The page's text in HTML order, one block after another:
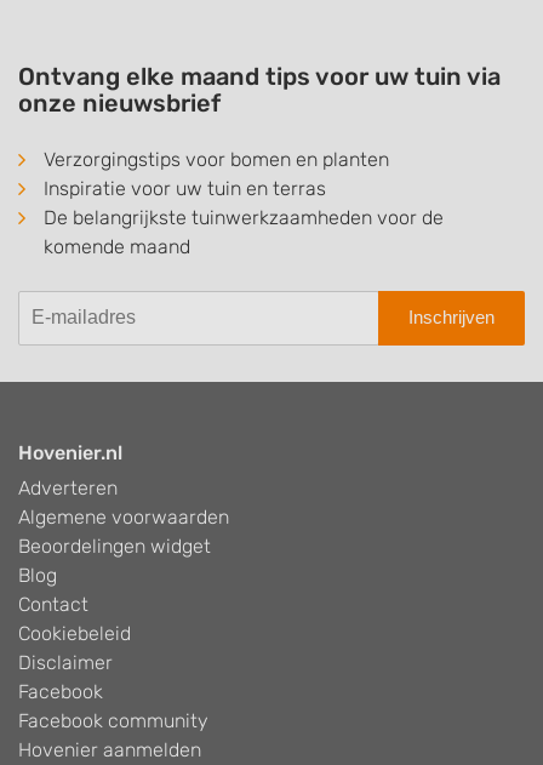
Ontvang elke maand tips voor uw tuin via
onze nieuwsbrief
Verzorgingstips voor bomen en planten
Inspiratie voor uw tuin en terras
De belangrijkste tuinwerkzaamheden voor de
komende maand
Inschrijven
Hovenier.nl
Adverteren
Algemene voorwaarden
Beoordelingen widget
Blog
Contact
Cookiebeleid
Disclaimer
Facebook
Facebook community
Hovenier aanmelden